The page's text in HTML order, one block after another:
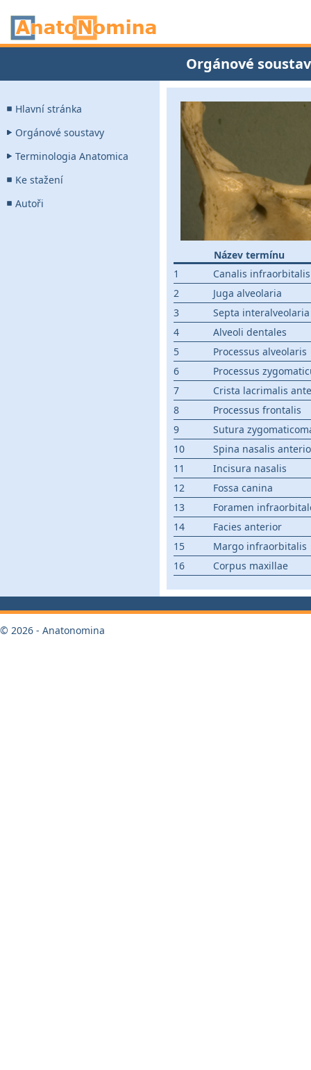
Orgánové
Hlavní stránka
Orgánové soustavy
Terminologia Anatomica
Ke stažení
Autoři
Název termínu
1
Canalis infraorbitalis
2
Juga alveolaria
3
Septa interalveolaria
4
Alveoli dentales
5
Processus alveolaris
6
Processus
7
Crista lacrimalis
8
Processus frontalis
9
Sutura
10
Spina nasalis
11
Incisura nasalis
12
Fossa canina
13
Foramen
14
Facies anterior
15
Margo infraorbitalis
16
Corpus maxillae
© 2026 - Anatonomina